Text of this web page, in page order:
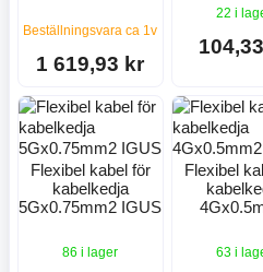
Beställningsvara ca 1v
1 619,93 kr
22 i
Flexibel kabel för
kabelkedja
5Gx0.75mm2 IGUS
86 i lager
Flexibel
63 i